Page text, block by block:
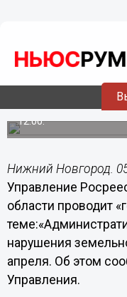
Нижегородцам
земельного
Звонки на «горячую
12:00.
Нижний Новгород.
Управление
области проводит
нарушения
апреля. Об этом
Управления.